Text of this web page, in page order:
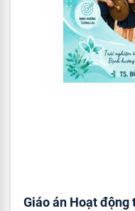
Giáo án Hoạt